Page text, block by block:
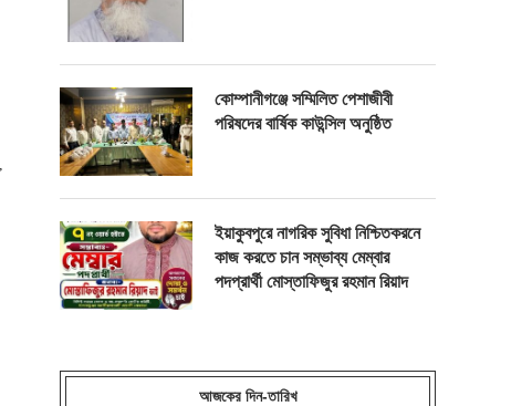
কোম্পানীগঞ্জে সম্মিলিত পেশাজীবী
পরিষদের বার্ষিক কাউন্সিল অনুষ্ঠিত
ইয়াকুবপুরে নাগরিক সুবিধা নিশ্চিতকরনে
কাজ করতে চান সম্ভাব্য মেম্বার
পদপ্রার্থী মোস্তাফিজুর রহমান রিয়াদ
আজকের দিন-তারিখ